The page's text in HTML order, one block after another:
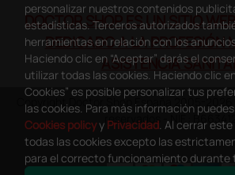
DOCTOR SHOP ES UN SITIO WEB
DEDICADO A LA PROFESIÓN
ASISTENCIA
Copyright Doctor Shop España 2005-2026
reservados - NIF.:
personalizar nuestros contenidos
estadísticas. Terceros autorizados
herramientas en relación con los
Haciendo clic en “Aceptar” darás el
utilizar todas las cookies. Haciendo clic
Cookies” es posible personalizar tus
las cookies. Para más información
Cookies policyy Privacidad. Al cerrar
todas las cookies excepto las
para el correcto funcionamiento durante